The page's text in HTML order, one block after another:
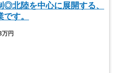
◎北陸を中心に展開する、
す。
万円